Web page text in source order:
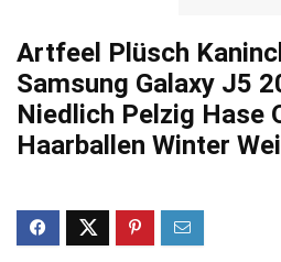
Artfeel Plüsch
Samsung Galaxy J5
Niedlich Pelzig Hase
Haarballen Winter